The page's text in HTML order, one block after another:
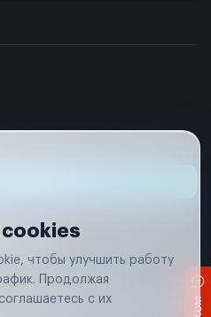
Удаление аккаунта
на сайте, носит исключительно
cookies
чтобы улучшить работу
Продолжая
с их